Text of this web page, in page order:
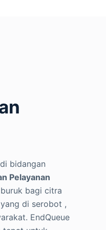
bidangan
Pelayanan
bagi citra
di serobot ,
EndQueue